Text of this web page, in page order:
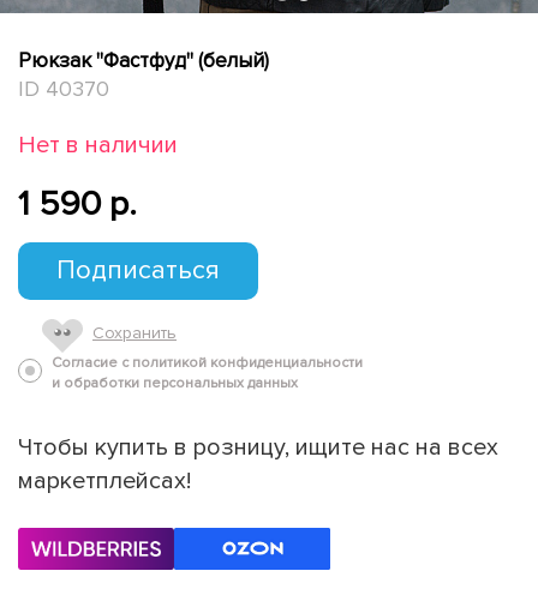
Рюкзак "Фастфуд" (белый)
ID 40370
Нет в наличии
1 590 p.
Подписаться
Сохранить
Согласие с политикой конфиденциальности
и обработки персональных данных
Чтобы купить в розницу, ищите нас на всех
маркетплейсах!